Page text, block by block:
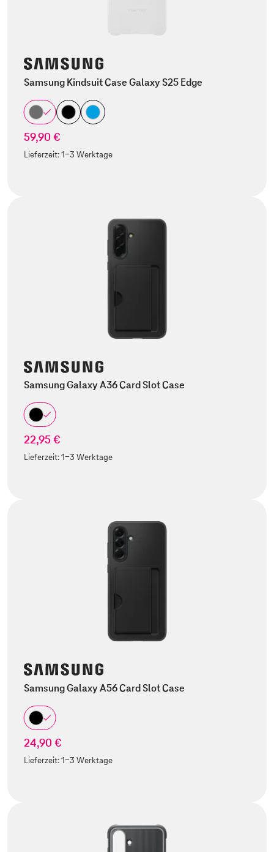
Samsung Kindsuit Case Galaxy S25 Edge
59,90 €
Lieferzeit:1-3 Werktage
Samsung Galaxy A36 Card Slot Case
22,95 €
Lieferzeit:1-3 Werktage
Samsung Galaxy A56 Card Slot Case
24,90 €
Lieferzeit:1-3 Werktage